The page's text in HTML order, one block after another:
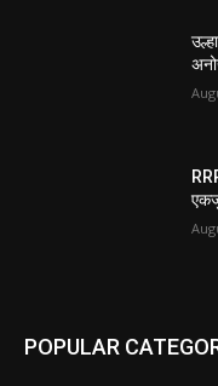
POPULAR